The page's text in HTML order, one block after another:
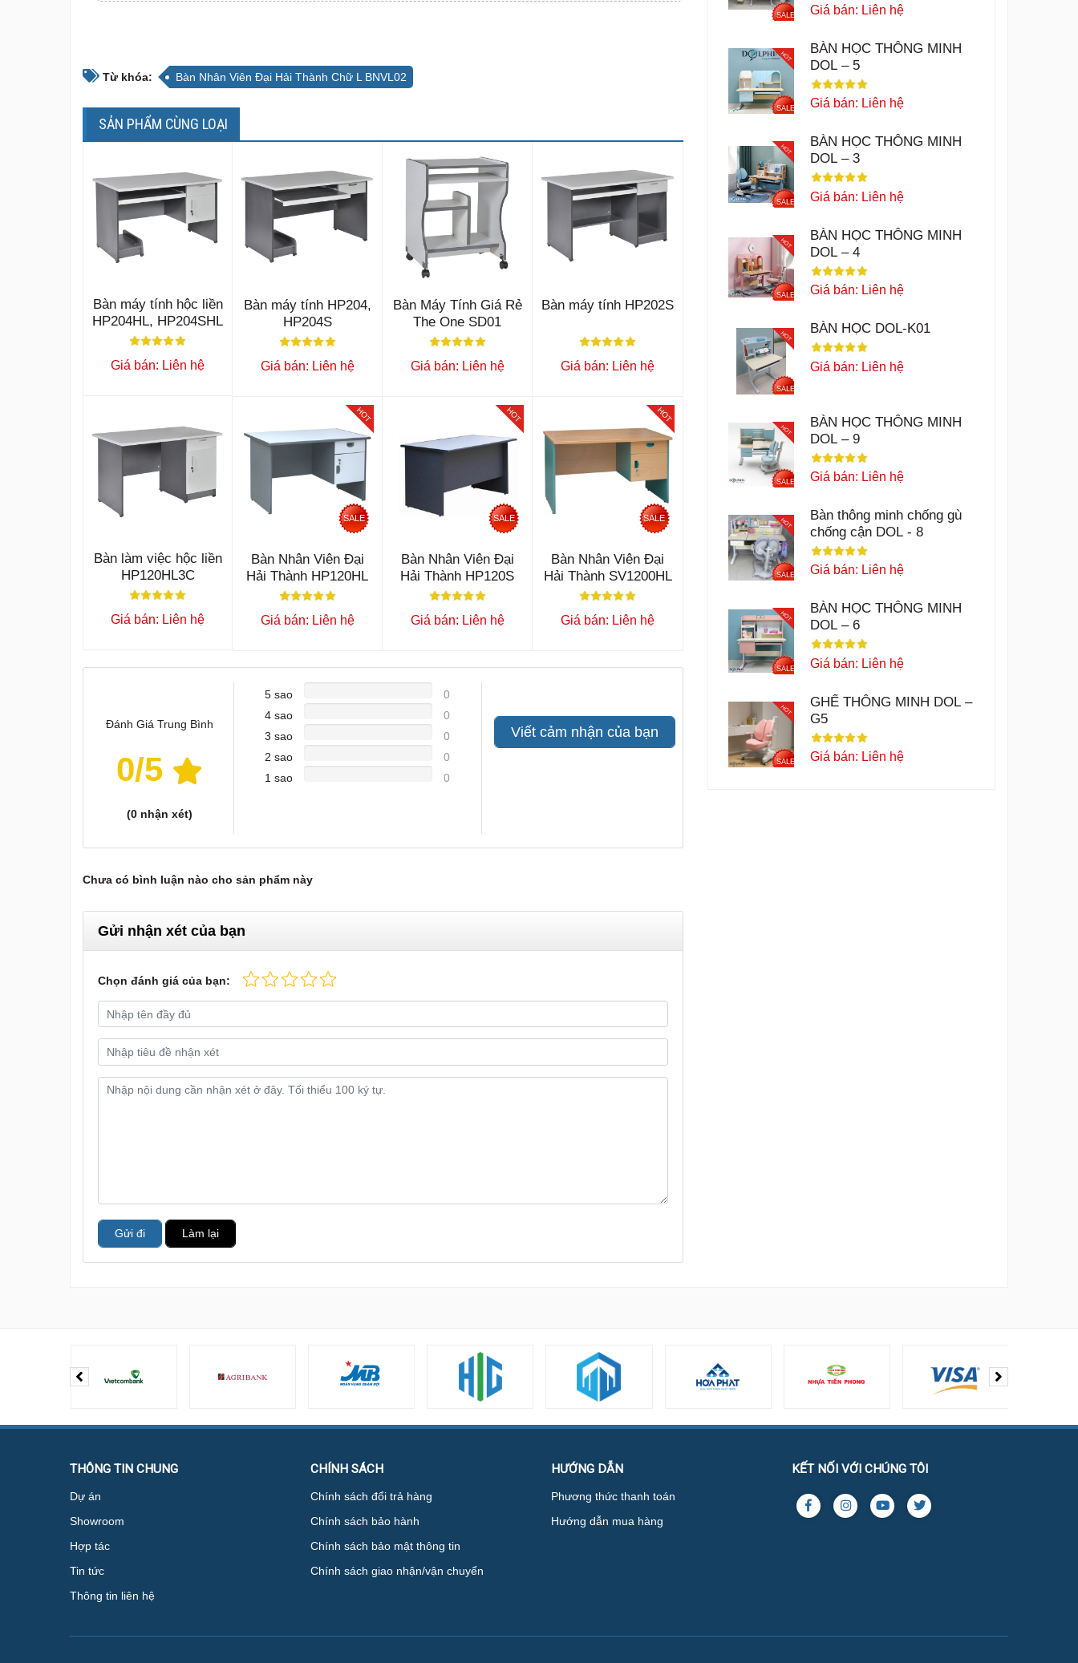
Từ khóa: Bàn Nhân Viên Đại Hải Thành Chữ L BNVL02
SẢN PHẨM CÙNG LOẠI
Bàn máy tính hộc liền
HP204HL, HP204SHL
Giá bán: Liên hệ
Bàn máy tính HP204,
HP204S
Giá bán: Liên hệ
Bàn Máy Tính Giá Rẻ
The One SD01
Giá bán: Liên hệ
Bàn máy tính HP202S
Giá bán: Liên hệ
Bàn làm việc hộc liền
HP120HL3C
Giá bán: Liên hệ
HOT
SALE
Bàn Nhân Viên Đại
Hải Thành HP120HL
Giá bán: Liên hệ
HOT
SALE
Bàn Nhân Viên Đại
Hải Thành HP120S
Giá bán: Liên hệ
HOT
SALE
Bàn Nhân Viên Đại
Hải Thành SV1200HL
Giá bán: Liên hệ
Đánh Giá Trung Bình
0/5
(0nhận xét)
5 sao
0
4 sao
0
3 sao
0
2 sao
0
1 sao
0
Viết cảm nhận của bạn
Chưa có bình luận nào cho sản phẩm này
Gửi nhận xét của bạn
Chọn đánh giá của bạn:
Gửi đi Làm lại
SALE Giá bán: Liên hệ
HOT
SALE
BÀN HỌC THÔNG MINH
DOL – 5
Giá bán: Liên hệ
HOT
SALE
BÀN HỌC THÔNG MINH
DOL – 3
Giá bán: Liên hệ
HOT
SALE
BÀN HỌC THÔNG MINH
DOL – 4
Giá bán: Liên hệ
HOT
SALE
BÀN HỌC DOL-K01
Giá bán: Liên hệ
HOT
SALE
BÀN HỌC THÔNG MINH
DOL – 9
Giá bán: Liên hệ
HOT
SALE
Bàn thông minh chống gù
chống cận DOL - 8
Giá bán: Liên hệ
HOT
SALE
BÀN HỌC THÔNG MINH
DOL – 6
Giá bán: Liên hệ
HOT
SALE
GHẾ THÔNG MINH DOL –
G5
Giá bán: Liên hệ
THÔNG TIN CHUNG
Dự án
Showroom
Hợp tác
Tin tức
Thông tin liên hệ
CHÍNH SÁCH
Chính sách đổi trả hàng
Chính sách bảo hành
Chính sách bảo mật thông tin
Chính sách giao nhận/vận chuyển
HƯỚNG DẪN
Phương thức thanh toán
Hướng dẫn mua hàng
KẾT NỐI VỚI CHÚNG TÔI